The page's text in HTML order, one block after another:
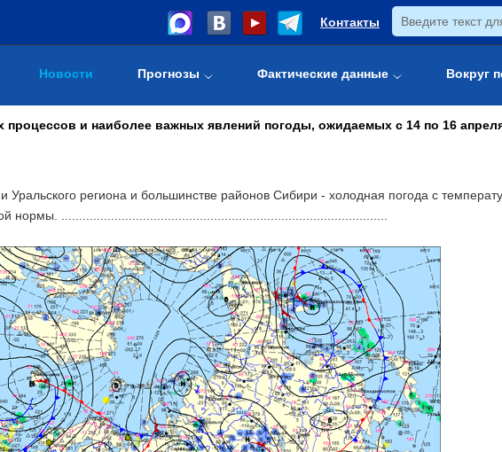
Контакты
Новости Прогнозы Фактические данные Вокруг
и наиболее важных явлений погоды, ожидаемых с 14 по 16 апреля
Уральского региона и большинстве районов Сибири - холодная погода с
нормы. ............................................................................................